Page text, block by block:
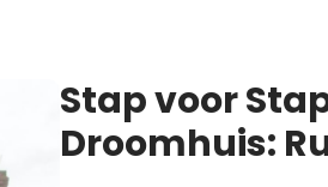
Stap voor
Droomhuis: